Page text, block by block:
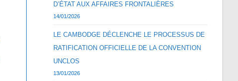
D’ÉTAT AUX AFFAIRES FRONTALIÈRES
14/01/2026
LE CAMBODGE DÉCLENCHE LE PROCESSUS DE
RATIFICATION OFFICIELLE DE LA CONVENTION
UNCLOS
13/01/2026